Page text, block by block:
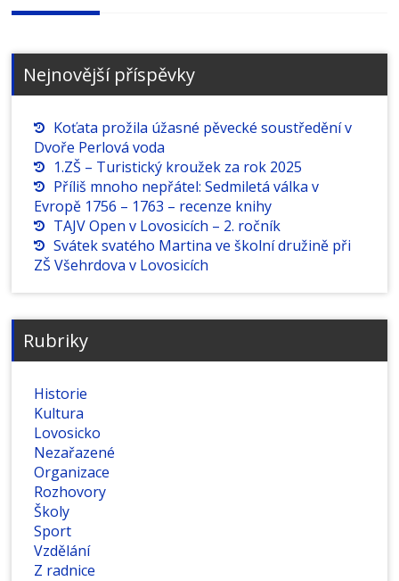
Nejnovější příspěvky
Koťata prožila úžasné pěvecké soustředění v
Dvoře Perlová voda
1.ZŠ – Turistický kroužek za rok 2025
Příliš mnoho nepřátel: Sedmiletá válka v
Evropě 1756 – 1763 – recenze knihy
TAJV Open v Lovosicích – 2. ročník
Svátek svatého Martina ve školní družině při
ZŠ Všehrdova v Lovosicích
Rubriky
Historie
Kultura
Lovosicko
Nezařazené
Organizace
Rozhovory
Školy
Sport
Vzdělání
Z radnice